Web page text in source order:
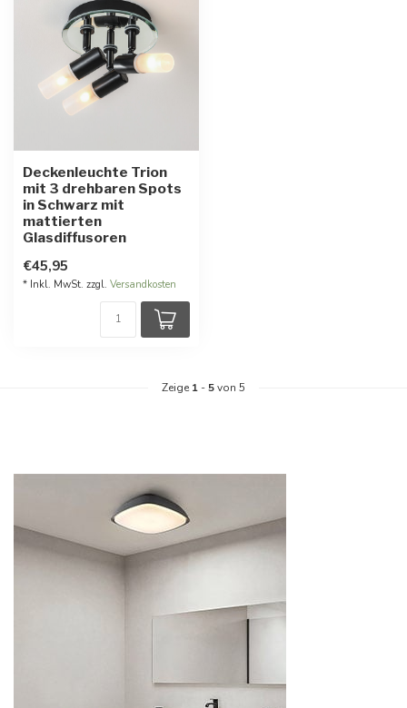
Deckenleuchte Trion
mit 3 drehbaren Spots
in Schwarz mit
mattierten
Glasdiffusoren
€45,95
* Inkl. MwSt. zzgl. Versandkosten
Zeige 1 -5von 5